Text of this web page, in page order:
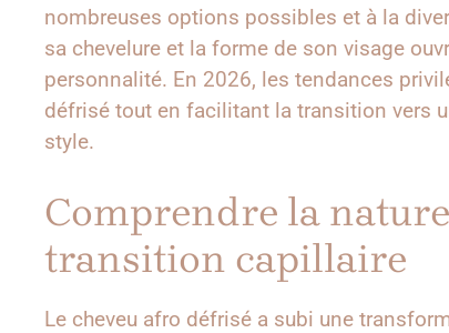
nombreuses options possibles et à la
sa chevelure et la forme de son visage
personnalité. En 2026, les tendances
défrisé tout en facilitant la transition vers
style.
Comprendre la
transition capillaire
Le cheveu afro défrisé a subi une